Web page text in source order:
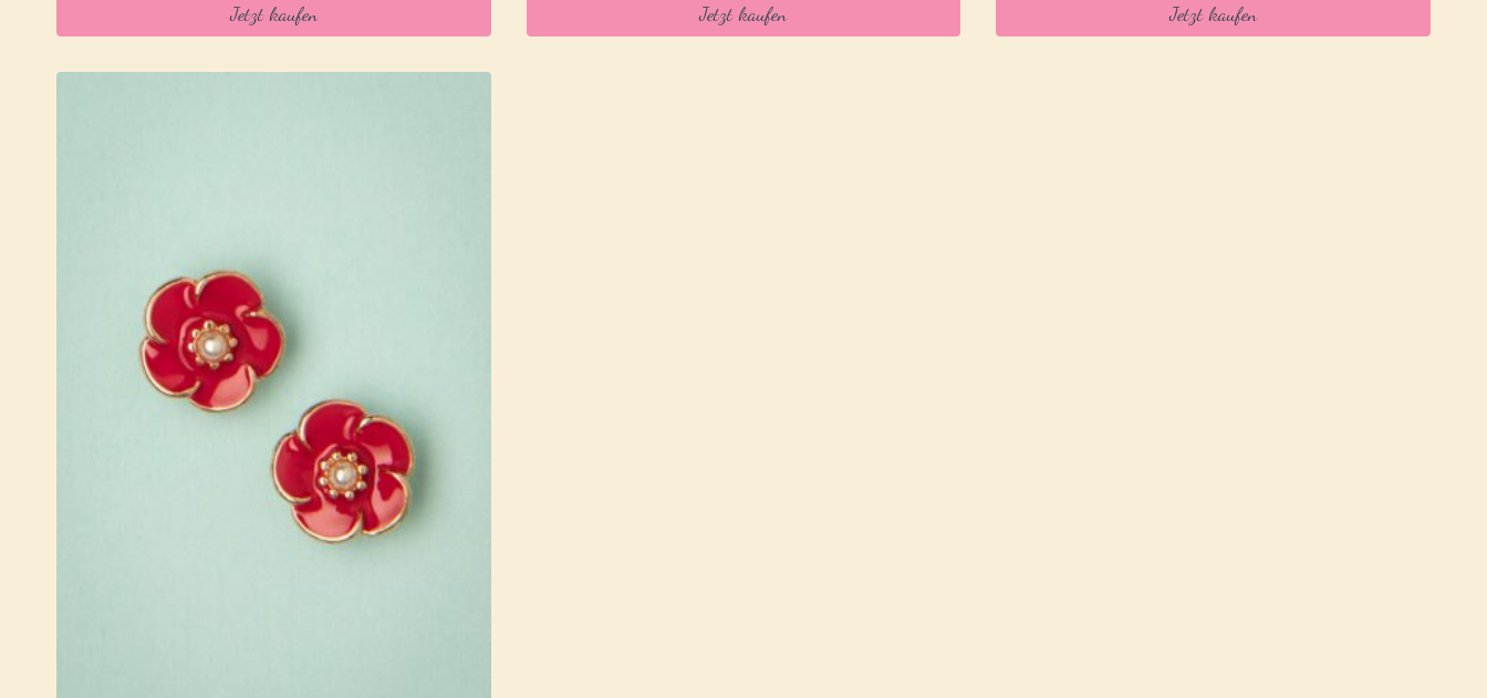
Jetzt kaufen Jetzt kaufen Jetzt kaufen